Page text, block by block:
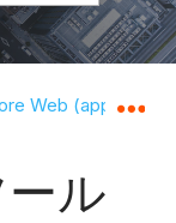
りたたむ
Web
ル